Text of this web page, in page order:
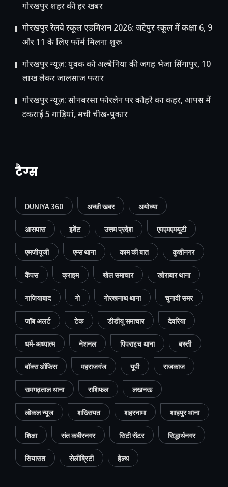
गोरखपुर शहर की हर खबर
गोरखपुर रेलवे स्कूल एडमिशन 2026: जटेपुर स्कूल में कक्षा 6, 9
और 11 के लिए फॉर्म मिलना शुरू
गोरखपुर न्यूज़: युवक को अल्बेनिया की जगह भेजा सिंगापुर, 10
लाख लेकर जालसाज फरार
गोरखपुर न्यूज़: सोनबरसा फोरलेन पर कोहरे का कहर, आपस में
टकराईं 5 गाड़ियां, मची चीख-पुकार
टैग्स
DUNIYA 360 अच्छी खबर अयोध्या
आसपास इवेंट उत्तम प्रदेश एमएमएमयूटी
एमजीयूजी एम्स थाना काम की बात कुशीनगर
कैंपस क्राइम खेल समाचार खोराबार थाना
गाजियाबाद गो गोरखनाथ थाना चुनावी समर
जॉब अलर्ट टेक डीडीयू समाचार देवरिया
धर्म-अध्यात्म नेशनल पिपराइच थाना बस्ती
बॉक्स ऑफिस महराजगंज यूपी राजकाज
रामगढ़ताल थाना राशिफल लखनऊ
लोकल न्यूज शख्सियत शहरनामा शाहपुर थाना
शिक्षा संत कबीरनगर सिटी सेंटर सिद्धार्थनगर
सियासत सेलीब्रिटी हेल्थ